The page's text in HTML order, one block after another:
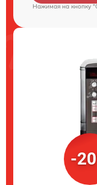
Нажимая на кнопку
-